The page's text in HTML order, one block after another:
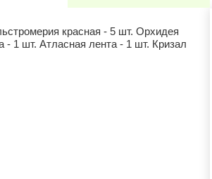
Осиновая Роща Парголово ЛО
красная - 5 шт. Орхидея
1 шт. Атласная лента - 1 шт. Кризал